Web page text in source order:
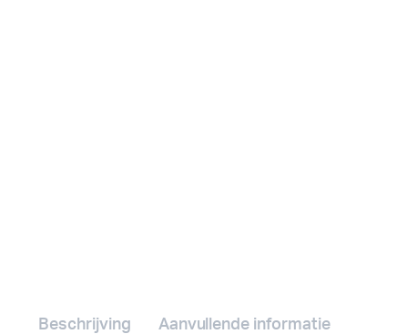
Beschrijving Aanvullende informatie